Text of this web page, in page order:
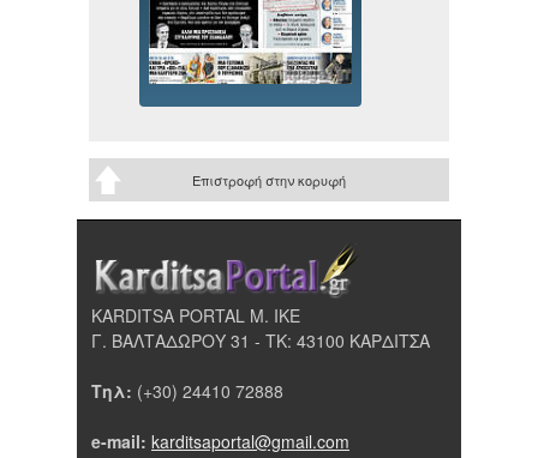
Επιστροφή στην κορυφή
KARDITSA PORTAL Μ. ΙΚΕ
Γ. ΒΑΛΤΑΔΩΡΟΥ 31 - ΤΚ: 43100 ΚΑΡΔΙΤΣΑ
Τηλ: (+30) 24410 72888
e-mail: karditsaportal@gmail.com